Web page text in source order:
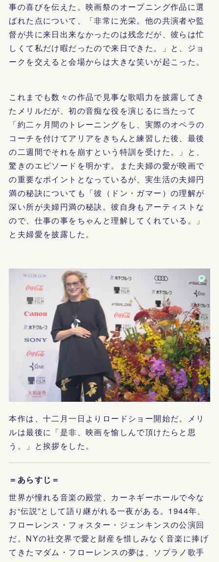
事の喜びを伝えた。映画祭のオープニング作品に選
ばれた点について、「非常に光栄。他の共演者や監
督が共に来日出来なかったのは残念だが、彼らは忙
しくて私だけ暇だったので来日できた。」と、ジョ
ークを交えると会場からは大きな笑いが起こった。
これまでも数々の作品で見事な歌唱力を披露してき
たメリルだが、初の音痴な役を演じるに当たって
「約二ヶ月間のトレーニングをし、実際のオペラの
コーチを付けてアリアをきちんと練習した後、最後
の二週間でそれを崩すという特訓を受けた。」と、
驚きのエピソードを明かす。また夫婦の愛が映画で
の重要なポイントとなっているが、実生活の夫婦円
満の秘訣についても「彼（ドン・ガマー）の理解が
深い所が夫婦円満の秘訣。彼自身もアーティストな
ので、仕事の事をちゃんと理解してくれている。」
と夫婦愛を披露した。
本作は、十二月一日よりロードショー開始だ。メリ
ルは最後に「是非、映画を愉しんで頂けたらと思
う。」と挨拶をした。
＝あらすじ＝
世界が憧れる音楽の殿堂、カーネギーホールで今な
お“伝説”として語り継がれる一夜がある。1944年、
フローレンス・フォスター・ジェンキンスの公演回
だ。NYの社交界で愛と財産を惜しみなく音楽に捧げ
てきたマダム・フローレンスの夢は、ソプラノ歌手